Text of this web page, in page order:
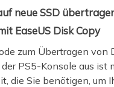
neue SSD
EaseUS Disk Copy
zum Übertragen von
PS5-Konsole aus ist
die Sie benötigen, um